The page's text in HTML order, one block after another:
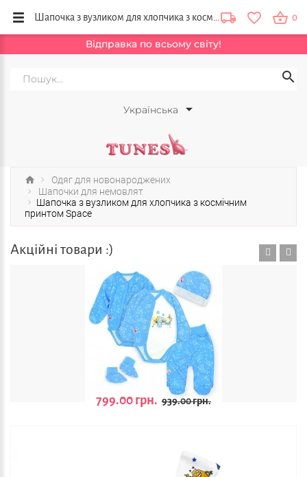
Відправка по всьому світу!
Українська
0
Одяг для новонароджених
Шапочки для немовлят
Шапочка з вузликом для хлопчика з космічним
принтом Space
Акційні товари :)
799.00 грн. 939.00 грн.